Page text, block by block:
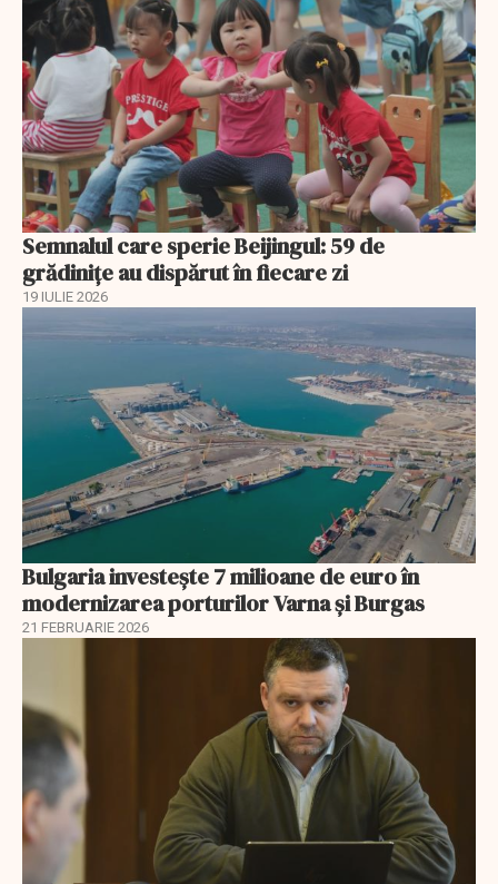
Semnalul care sperie Beijingul: 59 de
grădinițe au dispărut în fiecare zi
19 IULIE 2026
Bulgaria investește 7 milioane de euro în
modernizarea porturilor Varna și Burgas
21 FEBRUARIE 2026